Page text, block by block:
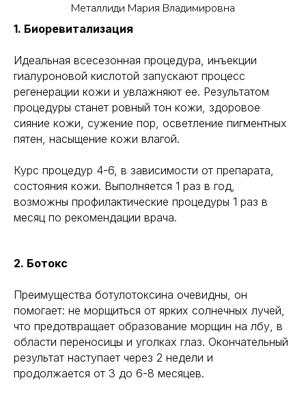
Металлиди Мария Владимировна
1. Биоревитализация
Идеальная всесезонная процедура, инъекции
гиалуроновой кислотой запускают процесс
регенерации кожи и увлажняют ее. Результатом
процедуры станет ровный тон кожи, здоровое
сияние кожи, сужение пор, осветление пигментных
пятен, насыщение кожи влагой.
Курс процедур 4-6, в зависимости от препарата,
состояния кожи. Выполняется 1 раз в год,
возможны профилактические процедуры 1 раз в
месяц по рекомендации врача.
2. Ботокс
Преимущества ботулотоксина очевидны, он
помогает: не морщиться от ярких солнечных лучей,
что предотвращает образование морщин на лбу, в
области переносицы и уголках глаз. Окончательный
результат наступает через 2 недели и
продолжается от 3 до 6-8 месяцев.